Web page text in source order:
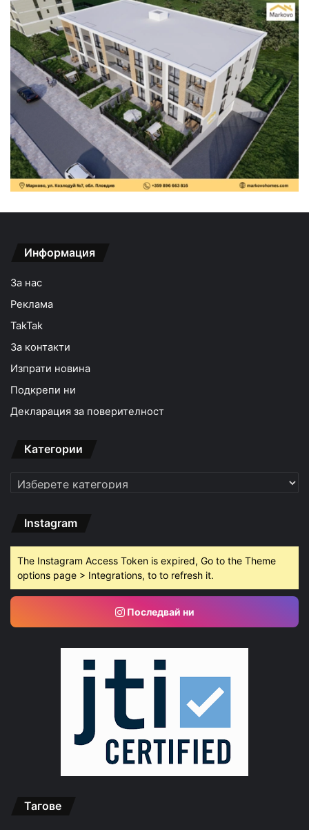
Информация
За нас
Реклама
TakTak
За контакти
Изпрати новина
Подкрепи ни
Декларация за поверителност
Категории
Категории
Instagram
The Instagram Access Token is expired, Go to the Theme
options page > Integrations, to to refresh it.
Последвай ни
Тагове